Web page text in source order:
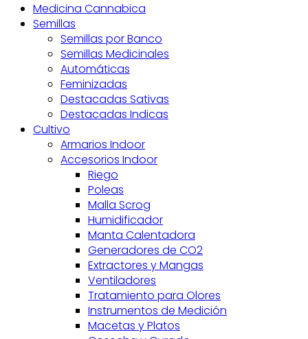
Medicina Cannabica
Semillas
Semillas por Banco
Semillas Medicinales
Automáticas
Feminizadas
Destacadas Sativas
Destacadas Indicas
Cultivo
Armarios Indoor
Accesorios Indoor
Riego
Poleas
Malla Scrog
Humidificador
Manta Calentadora
Generadores de CO2
Extractores y Mangas
Ventiladores
Tratamiento para Olores
Instrumentos de Medición
Macetas y Platos